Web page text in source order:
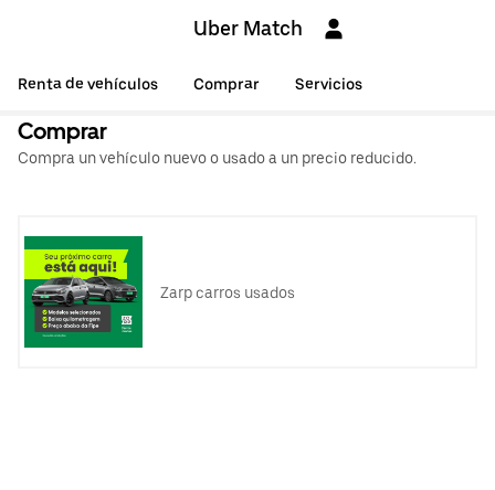
Uber Match
Renta de vehículos Comprar Servicios
Comprar
Compra un vehículo nuevo o usado a un precio reducido.
Zarp carros usados